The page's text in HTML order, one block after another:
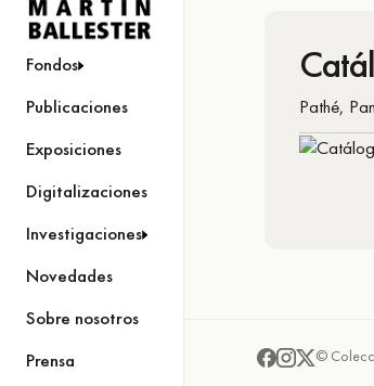
Fondos
Publicaciones
Exposiciones
Digitalizaciones
Investigaciones
Novedades
Sobre nosotros
Prensa
Pathé,
©